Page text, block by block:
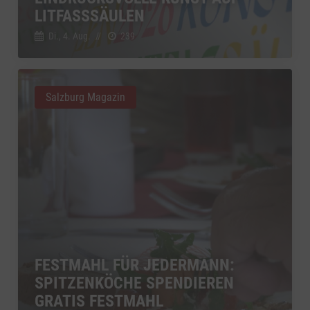
LITFASSSÄULEN
Di., 4. Aug. // 239
FESTMAHL FÜR JEDERMANN:
SPITZENKÖCHE SPENDIEREN
GRATIS FESTMAHL
Salzburg Magazin
Google Ireland Limited, Irland